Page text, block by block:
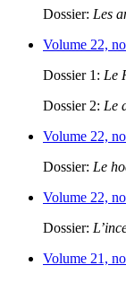
Dossier: Les
Volume 22,
Dossier 1: Le
Dossier 2: Le
Volume 22,
Dossier: Le
Volume 22,
Dossier:
Volume 21,